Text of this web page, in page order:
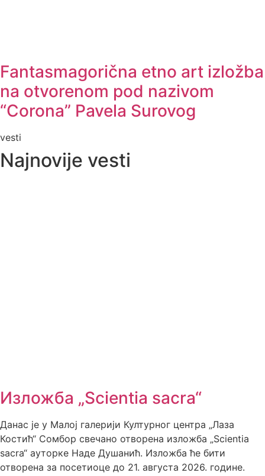
Fantasmagorična etno art izložba
na otvorenom pod nazivom
“Corona” Pavela Surovog
vesti
Najnovije vesti
Изложба „Scientia sacra“
Данас је у Малој галерији Културног центра „Лаза
Костић“ Сомбор свечано отворена изложба „Scientia
sacra“ ауторке Наде Душанић. Изложба ће бити
отворена за посетиоце до 21. августа 2026. године.